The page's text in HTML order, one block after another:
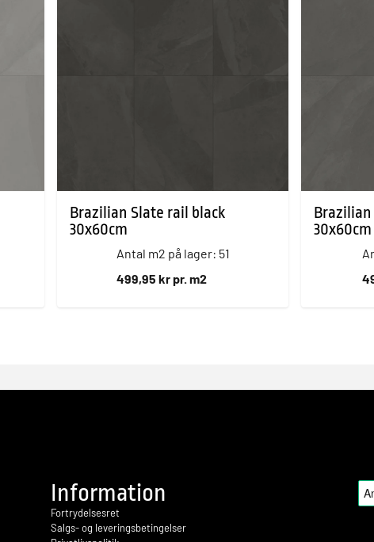
Brazilian Slate rail black
30x60cm
Antal m2 på lager: 51
499,95 kr pr. m2
30x60cm
Information
Fortrydelsesret
Salgs- og leveringsbetingelser